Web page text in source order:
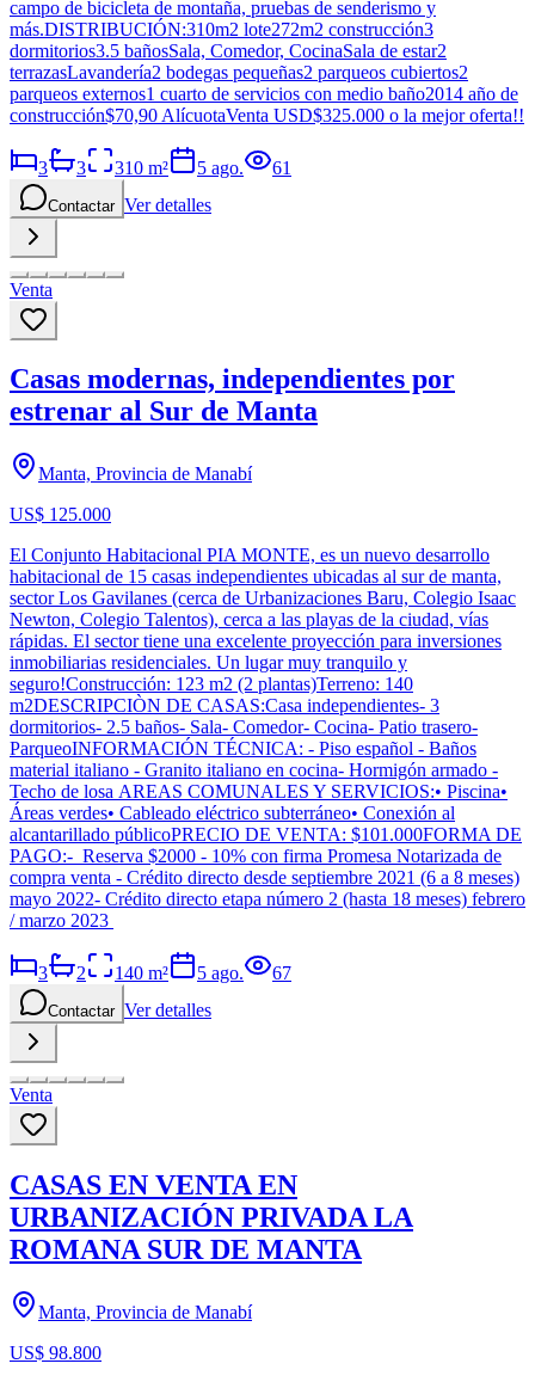
campo de bicicleta de montaña, pruebas de senderismo y
más.DISTRIBUCIÓN:310m2 lote272m2 construcción3
dormitorios3.5 bañosSala, Comedor, CocinaSala de estar2
terrazasLavandería2 bodegas pequeñas2 parqueos cubiertos2
parqueos externos1 cuarto de servicios con medio baño2014 año de
construcción$70,90 AlícuotaVenta USD$325.000 o la mejor oferta!!
3 3 310 m² 5 ago. 61
Contactar Ver detalles
Venta
Casas modernas, independientes por
estrenar al Sur de Manta
Manta, Provincia de Manabí
US$ 125.000
El Conjunto Habitacional PIA MONTE, es un nuevo desarrollo
habitacional de 15 casas independientes ubicadas al sur de manta,
sector Los Gavilanes (cerca de Urbanizaciones Baru, Colegio Isaac
Newton, Colegio Talentos), cerca a las playas de la ciudad, vías
rápidas. El sector tiene una excelente proyección para inversiones
inmobiliarias residenciales. Un lugar muy tranquilo y
seguro!Construcción: 123 m2 (2 plantas)Terreno: 140
m2DESCRIPCIÒN DE CASAS:Casa independientes- 3
dormitorios- 2.5 baños- Sala- Comedor- Cocina- Patio trasero-
ParqueoINFORMACIÓN TÉCNICA: - Piso español - Baños
material italiano - Granito italiano en cocina- Hormigón armado -
Techo de losa AREAS COMUNALES Y SERVICIOS:• Piscina•
Áreas verdes• Cableado eléctrico subterráneo• Conexión al
alcantarillado públicoPRECIO DE VENTA: $101.000FORMA DE
PAGO:- Reserva $2000 - 10% con firma Promesa Notarizada de
compra venta - Crédito directo desde septiembre 2021 (6 a 8 meses)
mayo 2022- Crédito directo etapa número 2 (hasta 18 meses) febrero
/ marzo 2023
3 2 140 m² 5 ago. 67
Contactar Ver detalles
Venta
CASAS EN VENTA EN
URBANIZACIÓN PRIVADA LA
ROMANA SUR DE MANTA
Manta, Provincia de Manabí
US$ 98.800